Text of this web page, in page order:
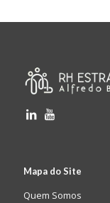
Mapa do Site
Quem Somos